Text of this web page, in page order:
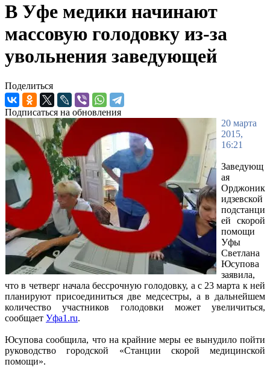
В Уфе медики начинают
массовую голодовку из-за
увольнения заведующей
Поделиться
Подписаться на обновления
20 марта
2015,
16:21
Заведующ
ая
Орджоник
идзевской
подстанци
ей скорой
помощи
Уфы
Светлана
Юсупова
заявила,
что в четверг начала бессрочную голодовку, а с 23 марта к ней
планируют присоединиться две медсестры, а в дальнейшем
количество участников голодовки может увеличиться,
сообщает Уфа1.ru.
Юсупова сообщила, что на крайние меры ее вынудило пойти
руководство городской «Станции скорой медицинской
помощи».